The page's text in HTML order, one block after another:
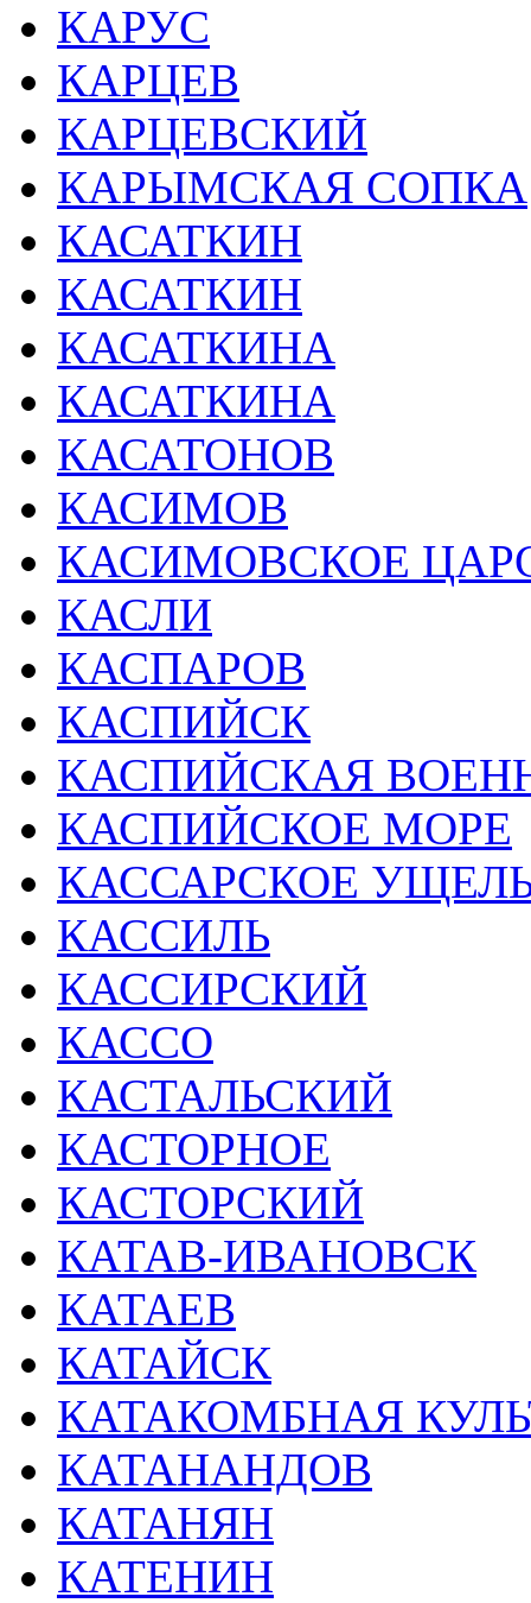
КАРУС
КАРЦЕВ
КАРЦЕВСКИЙ
КАРЫМСКАЯ СОПКА
КАСАТКИН
КАСАТКИН
КАСАТКИНА
КАСАТКИНА
КАСАТОНОВ
КАСИМОВ
КАСИМОВСКОЕ
КАСЛИ
КАСПАРОВ
КАСПИЙСК
КАСПИЙСКАЯ
КАСПИЙСКОЕ МОРЕ
КАССАРСКОЕ
КАССИЛЬ
КАССИРСКИЙ
КАССО
КАСТАЛЬСКИЙ
КАСТОРНОЕ
КАСТОРСКИЙ
КАТАВ-ИВАНОВСК
КАТАЕВ
КАТАЙСК
КАТАКОМБНАЯ
КАТАНАНДОВ
КАТАНЯН
КАТЕНИН